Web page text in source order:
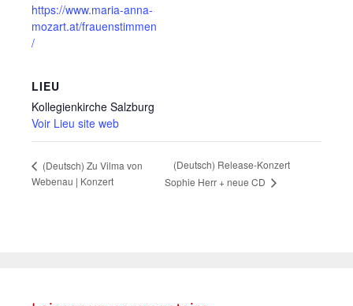
https://www.maria-anna-
mozart.at/frauenstimmen
/
LIEU
Kollegienkirche Salzburg
Voir Lieu site web
(Deutsch) Zu Vilma von
Webenau | Konzert
(Deutsch) Release-Konzert
Sophie Herr + neue CD